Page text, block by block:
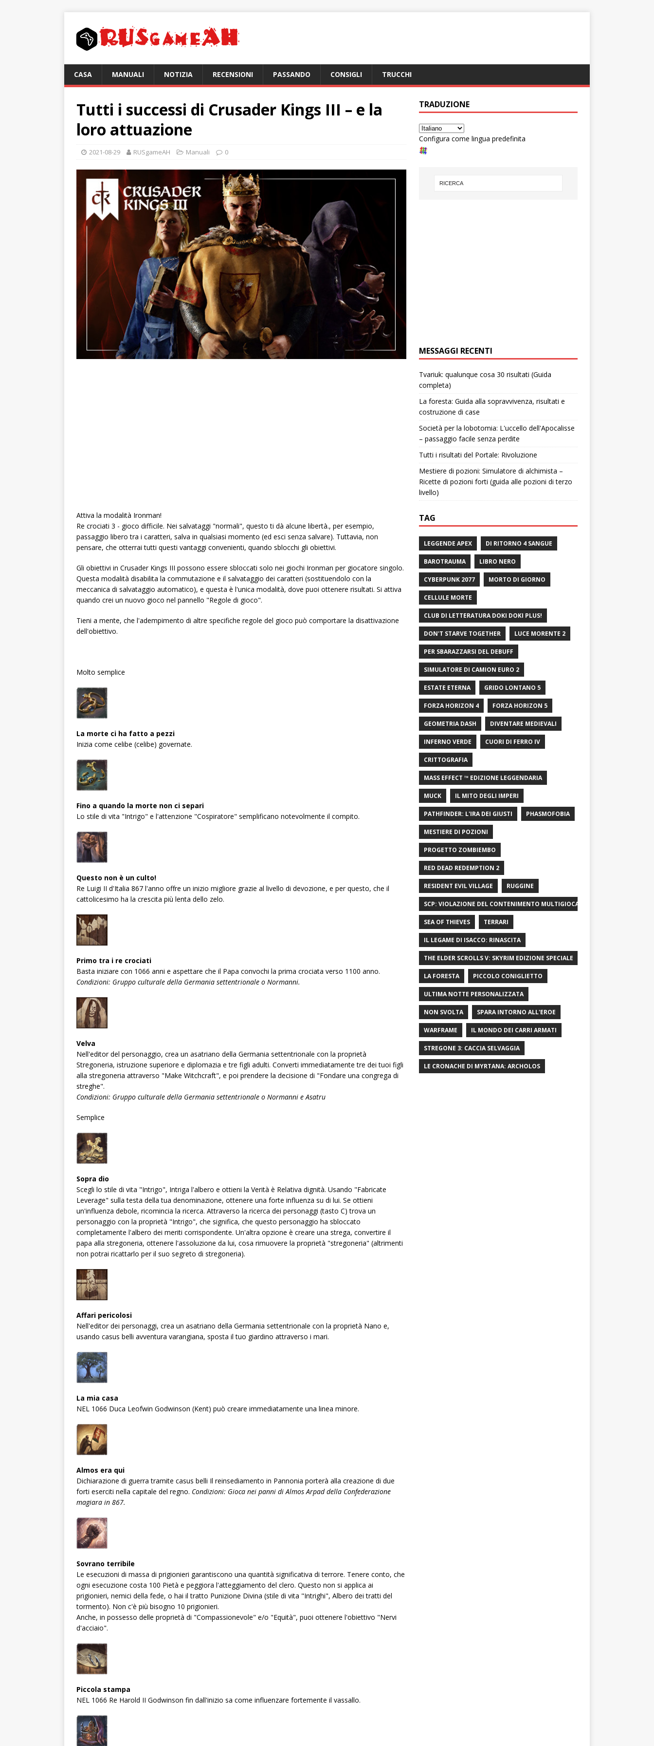
CASA MANUALI NOTIZIA RECENSIONI PASSANDO CONSIGLI TRUCCHI
Tutti i successi di Crusader Kings III – e la
loro attuazione
2021-08-29 RUSgameAH Manuali 0
Attiva la modalità Ironman!
Re crociati 3 - gioco difficile. Nei salvataggi "normali", questo ti dà alcune libertà., per esempio,
passaggio libero tra i caratteri, salva in qualsiasi momento (ed esci senza salvare). Tuttavia, non
pensare, che otterrai tutti questi vantaggi convenienti, quando sblocchi gli obiettivi.
Gli obiettivi in ​​Crusader Kings III possono essere sbloccati solo nei giochi Ironman per giocatore singolo.
Questa modalità disabilita la commutazione e il salvataggio dei caratteri (sostituendolo con la
meccanica di salvataggio automatico), e questa è l'unica modalità, dove puoi ottenere risultati. Si attiva
quando crei un nuovo gioco nel pannello "Regole di gioco".
Tieni a mente, che l'adempimento di altre specifiche regole del gioco può comportare la disattivazione
dell'obiettivo.
Molto semplice
La morte ci ha fatto a pezzi
Inizia come celibe (celibe) governate.
Fino a quando la morte non ci separi
Lo stile di vita "Intrigo" e l'attenzione "Cospiratore" semplificano notevolmente il compito.
Questo non è un culto!
Re Luigi II d'Italia 867 l'anno offre un inizio migliore grazie al livello di devozione, e per questo, che il
cattolicesimo ha la crescita più lenta dello zelo.
Primo tra i re crociati
Basta iniziare con 1066 anni e aspettare che il Papa convochi la prima crociata verso 1100 anno.
Condizioni: Gruppo culturale della Germania settentrionale o Normanni.
Velva
Nell'editor del personaggio, crea un asatriano della Germania settentrionale con la proprietà
Stregoneria, istruzione superiore e diplomazia e tre figli adulti. Converti immediatamente tre dei tuoi figli
alla stregoneria attraverso "Make Witchcraft", e poi prendere la decisione di "Fondare una congrega di
streghe".
Condizioni: Gruppo culturale della Germania settentrionale o Normanni e Asatru
Semplice
Sopra dio
Scegli lo stile di vita "Intrigo", Intriga l'albero e ottieni la Verità è Relativa dignità. Usando "Fabricate
Leverage" sulla testa della tua denominazione, ottenere una forte influenza su di lui. Se ottieni
un'influenza debole, ricomincia la ricerca. Attraverso la ricerca dei personaggi (tasto C) trova un
personaggio con la proprietà "Intrigo", che significa, che questo personaggio ha sbloccato
completamente l'albero dei meriti corrispondente. Un'altra opzione è creare una strega, convertire il
papa alla stregoneria, ottenere l'assoluzione da lui, cosa rimuovere la proprietà "stregoneria" (altrimenti
non potrai ricattarlo per il suo segreto di stregoneria).
Affari pericolosi
Nell'editor dei personaggi, crea un asatriano della Germania settentrionale con la proprietà Nano e,
usando casus belli avventura varangiana, sposta il tuo giardino attraverso i mari.
La mia casa
NEL 1066 Duca Leofwin Godwinson (Kent) può creare immediatamente una linea minore.
Almos era qui
Dichiarazione di guerra tramite casus belli Il reinsediamento in Pannonia porterà alla creazione di due
forti eserciti nella capitale del regno. Condizioni: Gioca nei panni di Almos Arpad della Confederazione
magiara in 867.
Sovrano terribile
Le esecuzioni di massa di prigionieri garantiscono una quantità significativa di terrore. Tenere conto, che
ogni esecuzione costa 100 Pietà e peggiora l'atteggiamento del clero. Questo non si applica ai
prigionieri, nemici della fede, o hai il tratto Punizione Divina (stile di vita "Intrighi", Albero dei tratti del
tormento). Non c'è più bisogno 10 prigionieri.
Anche, in possesso delle proprietà di "Compassionevole" e/o "Equità", puoi ottenere l'obiettivo "Nervi
d'acciaio".
Piccola stampa
NEL 1066 Re Harold II Godwinson fin dall'inizio sa come influenzare fortemente il vassallo.
TRADUZIONE
Configura come lingua predefinita
MESSAGGI RECENTI
Tvariuk: qualunque cosa 30 risultati (Guida
completa)
La foresta: Guida alla sopravvivenza, risultati e
costruzione di case
Società per la lobotomia: L'uccello dell'Apocalisse
– passaggio facile senza perdite
Tutti i risultati del Portale: Rivoluzione
Mestiere di pozioni: Simulatore di alchimista –
Ricette di pozioni forti (guida alle pozioni di terzo
livello)
TAG
LEGGENDE APEX DI RITORNO 4 SANGUE
BAROTRAUMA LIBRO NERO
CYBERPUNK 2077 MORTO DI GIORNO
CELLULE MORTE
CLUB DI LETTERATURA DOKI DOKI PLUS!
DON'T STARVE TOGETHER LUCE MORENTE 2
PER SBARAZZARSI DEL DEBUFF
SIMULATORE DI CAMION EURO 2
ESTATE ETERNA GRIDO LONTANO 5
FORZA HORIZON 4 FORZA HORIZON 5
GEOMETRIA DASH DIVENTARE MEDIEVALI
INFERNO VERDE CUORI DI FERRO IV
CRITTOGRAFIA
MASS EFFECT ™ EDIZIONE LEGGENDARIA
MUCK IL MITO DEGLI IMPERI
PATHFINDER: L'IRA DEI GIUSTI PHASMOFOBIA
MESTIERE DI POZIONI
PROGETTO ZOMBIEMBO
RED DEAD REDEMPTION 2
RESIDENT EVIL VILLAGE RUGGINE
SCP: VIOLAZIONE DEL CONTENIMENTO MULTIGIOCATORE
SEA OF ​​THIEVES TERRARI
IL LEGAME DI ISACCO: RINASCITA
THE ELDER SCROLLS V: SKYRIM EDIZIONE SPECIALE
LA FORESTA PICCOLO CONIGLIETTO
ULTIMA NOTTE PERSONALIZZATA
NON SVOLTA SPARA INTORNO ALL'EROE
WARFRAME IL MONDO DEI CARRI ARMATI
STREGONE 3: CACCIA SELVAGGIA
LE CRONACHE DI MYRTANA: ARCHOLOS